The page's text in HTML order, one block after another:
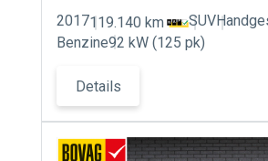
2017119.140 km SUV
Benzine92 kW (125 pk)
Details